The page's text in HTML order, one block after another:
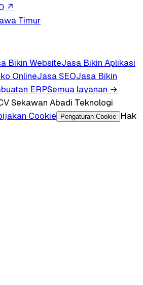
↗
Timur
Bikin WebsiteJasa Bikin Aplikasi
OnlineJasa SEOJasa Bikin
ERPSemua layanan →
Sekawan Abadi Teknologi
Cookie Pengaturan Cookie
Hak